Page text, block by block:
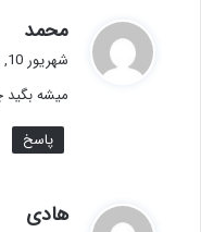
محمد
ف
:
شهریور 10, 1402 در 3:51 ق.ظ
میشه بگید
پاسخ
هادی